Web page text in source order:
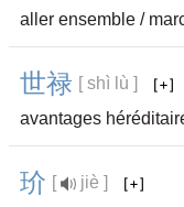
aller ensemble /
世禄 [ shì lù ]
avantages
玠 [
jiè ]